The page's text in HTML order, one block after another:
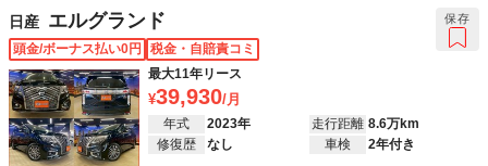
日産 エルグランド
頭金/ボーナス払い0円
税金・自賠責コミ
最大11年リース
39,930
年式 2023年 走行距離 8.6万km
修復歴
なし 車検 2年付き
保存